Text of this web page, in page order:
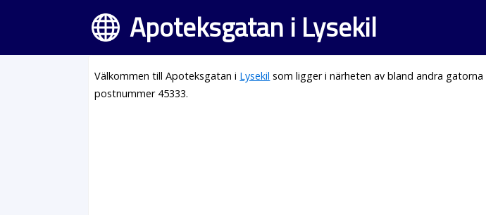
Apoteksgatan i Lysekil
Välkommen till Apoteksgatan i Lysekil som ligger i närheten av bland andra gatorna
postnummer 45333.